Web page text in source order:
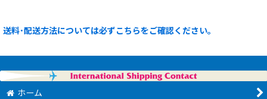
送料･配送方法については必ずこちらをご確認ください。
ホーム